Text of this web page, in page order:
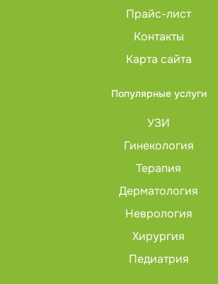
Прайс-лист
Контакты
Карта сайта
Популярные услуги
УЗИ
Гинекология
Терапия
Дерматология
Неврология
Хирургия
Педиатрия